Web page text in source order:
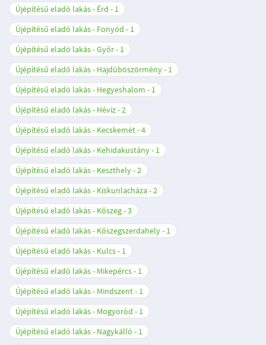
Újépítésű eladó lakás - Érd
1
Újépítésű eladó lakás - Fonyód
1
Újépítésű eladó lakás - Győr
1
Újépítésű eladó lakás - Hajdúböszörmény
1
Újépítésű eladó lakás - Hegyeshalom
1
Újépítésű eladó lakás - Hévíz 2
Újépítésű eladó lakás - Kecskemét 4
Újépítésű eladó lakás - Kehidakustány
1
Újépítésű eladó lakás - Keszthely 2
Újépítésű eladó lakás - Kiskunlacháza 2
Újépítésű eladó lakás - Kőszeg 3
Újépítésű eladó lakás - Kőszegszerdahely
1
Újépítésű eladó lakás - Kulcs
1
Újépítésű eladó lakás - Mikepércs
1
Újépítésű eladó lakás - Mindszent
1
Újépítésű eladó lakás - Mogyoród
1
Újépítésű eladó lakás - Nagykálló
1